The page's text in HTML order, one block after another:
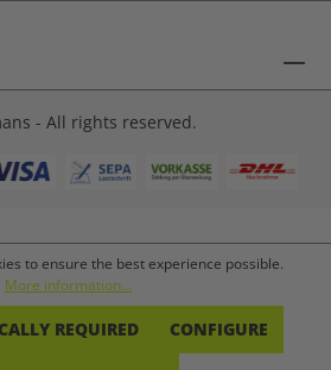
- All rights reserved.
to ensure the best experience possible.
More information...
REQUIRED CONFIGURE